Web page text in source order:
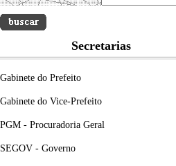
Secretarias
Gabinete do Prefeito
Gabinete do Vice-Prefeito
PGM - Procuradoria Geral
SEGOV - Governo